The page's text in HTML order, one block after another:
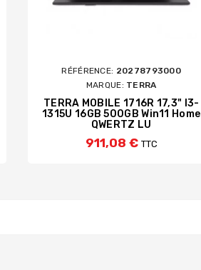
RÉFÉRENCE: 20278793000
MARQUE: TERRA
TERRA MOBILE 1716R 17,3" I3-
1315U 16GB 500GB Win11 Home
QWERTZ LU
911,08 € TTC